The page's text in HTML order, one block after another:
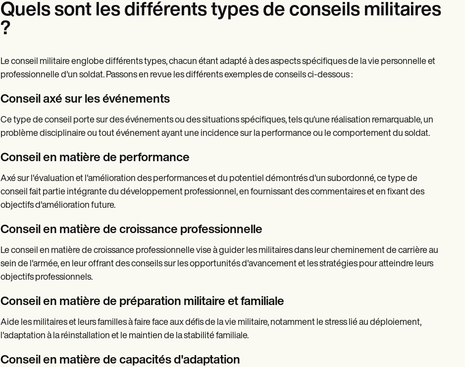
Quels sont les différents types de conseils militaires
?
Le conseil militaire englobe différents types, chacun étant adapté à des aspects spécifiques de la vie personnelle et
professionnelle d'un soldat. Passons en revue les différents exemples de conseils ci-dessous :
Conseil axé sur les événements
Ce type de conseil porte sur des événements ou des situations spécifiques, tels qu'une réalisation remarquable, un
problème disciplinaire ou tout événement ayant une incidence sur la performance ou le comportement du soldat.
Conseil en matière de performance
Axé sur l'évaluation et l'amélioration des performances et du potentiel démontrés d'un subordonné, ce type de
conseil fait partie intégrante du développement professionnel, en fournissant des commentaires et en fixant des
objectifs d'amélioration future.
Conseil en matière de croissance professionnelle
Le conseil en matière de croissance professionnelle vise à guider les militaires dans leur cheminement de carrière au
sein de l'armée, en leur offrant des conseils sur les opportunités d'avancement et les stratégies pour atteindre leurs
objectifs professionnels.
Conseil en matière de préparation militaire et familiale
Aide les militaires et leurs familles à faire face aux défis de la vie militaire, notamment le stress lié au déploiement,
l'adaptation à la réinstallation et le maintien de la stabilité familiale.
Conseil en matière de capacités d'adaptation